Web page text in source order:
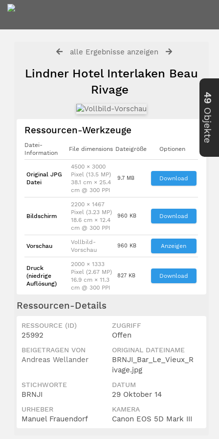
alle Ergebnisse anzeigen
Lindner Hotel Interlaken Beau
Rivage
Ressourcen-Werkzeuge
Datei-
Information
File dimensions Dateigröße Optionen
Original JPG
Datei
4500 × 3000
Pixel (13.5 MP)
38.1 cm × 25.4
cm @ 300 PPI
9.7 MB Download
Bildschirm
2200 × 1467
Pixel (3.23 MP)
18.6 cm × 12.4
cm @ 300 PPI
960 KB Download
Vorschau
Vollbild-
Vorschau
960 KB Anzeigen
Druck
(niedrige
Auflösung)
2000 × 1333
Pixel (2.67 MP)
16.9 cm × 11.3
cm @ 300 PPI
827 KB Download
Ressourcen-Details
RESSOURCE (ID)
25992
ZUGRIFF
Offen
BEIGETRAGEN VON
Andreas Wellander
ORIGINAL DATEINAME
BRNJI_Bar_Le_Vieux_R
ivage.jpg
STICHWORTE
BRNJI
DATUM
29 Oktober 14
URHEBER
Manuel Frauendorf
KAMERA
Canon EOS 5D Mark III
49
Objekte